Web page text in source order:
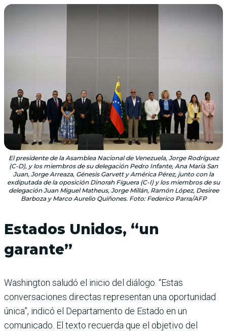
El presidente de la Asamblea Nacional de Venezuela, Jorge Rodríguez
(C-D), y los miembros de su delegación Pedro Infante, Ana María San
Juan, Jorge Arreaza, Génesis Garvett y América Pérez, junto con la
exdiputada de la oposición Dinorah Figuera (C-I) y los miembros de su
delegación Juan Miguel Matheus, Jorge Millán, Ramón López, Desiree
Barboza y Marco Aurelio Quiñones. Foto: Federico Parra/AFP
Estados Unidos, “un
garante”
Washington saludó el inicio del diálogo. “Estas
conversaciones directas representan una oportunidad
única”, indicó el Departamento de Estado en un
comunicado. El texto recuerda que el objetivo del